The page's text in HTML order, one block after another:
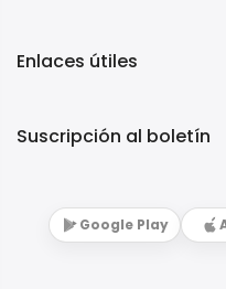
Enlaces útiles
Suscripción al boletín
Google Play